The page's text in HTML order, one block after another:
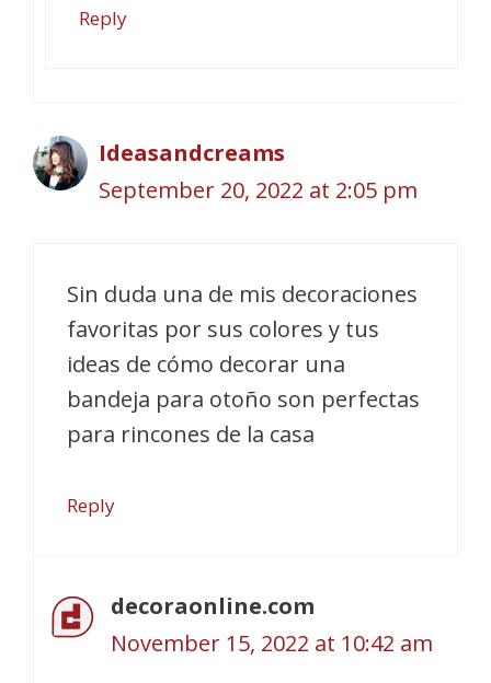
Reply
Ideasandcreams
September 20, 2022 at 2:05 pm
Sin duda una de mis decoraciones
favoritas por sus colores y tus
ideas de cómo decorar una
bandeja para otoño son perfectas
para rincones de la casa
Reply
decoraonline.com
November 15, 2022 at 10:42 am